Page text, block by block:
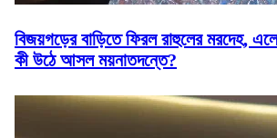
বিজয়গড়ের বাড়িতে ফিরল রাহুলের মরদেহ,
কী উঠে আসল ময়নাতদন্তে?